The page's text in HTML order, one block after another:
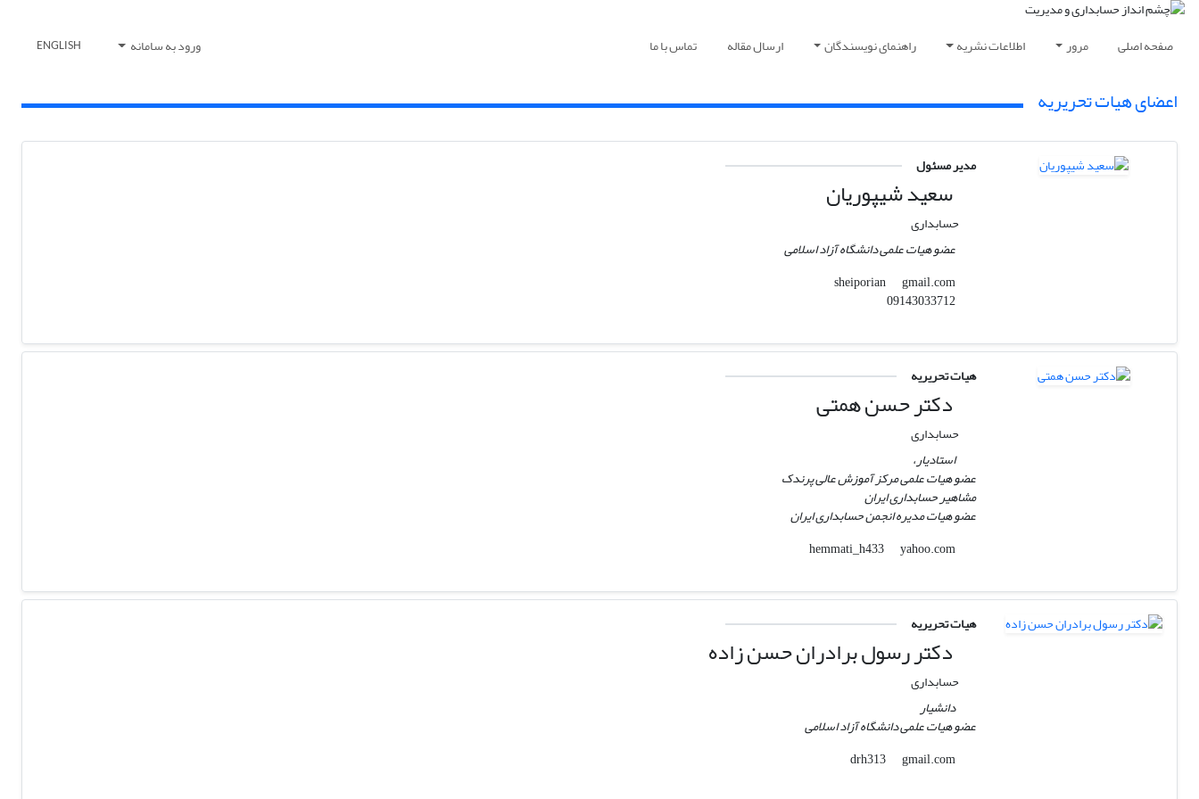
صفحه اصلی مرور اطلاعات نشریه راهنمای نویسندگان ارسال مقاله تماس با ما ورود به سامانه ENGLISH
اعضای هیات تحریریه
مدیر مسئول
سعید شیپوریان
حسابداری
عضو هیات علمی دانشگاه آزاد اسلامی
sheiporian
gmail.com
09143033712
هیات تحریریه
دکتر حسن همتی
حسابداری
استادیار،
عضو هیات علمی مرکز آموزش عالی پرندک
مشاهیر حسابداری ایران
عضو هیات مدیره انجمن حسابداری ایران
hemmati_h433
yahoo.com
هیات تحریریه
دکتر رسول برادران حسن زاده
حسابداری
دانشیار
عضو هیات علمی دانشگاه آزاد اسلامی
drh313
gmail.com